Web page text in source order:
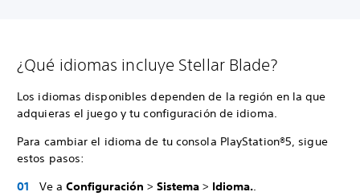
¿Qué idiomas incluye Stellar Blade?
Los idiomas disponibles dependen de la región en la que
adquieras el juego y tu configuración de idioma.
Para cambiar el idioma de tu consola PlayStation®5, sigue
estos pasos:
Ve a Configuración > Sistema > Idioma..